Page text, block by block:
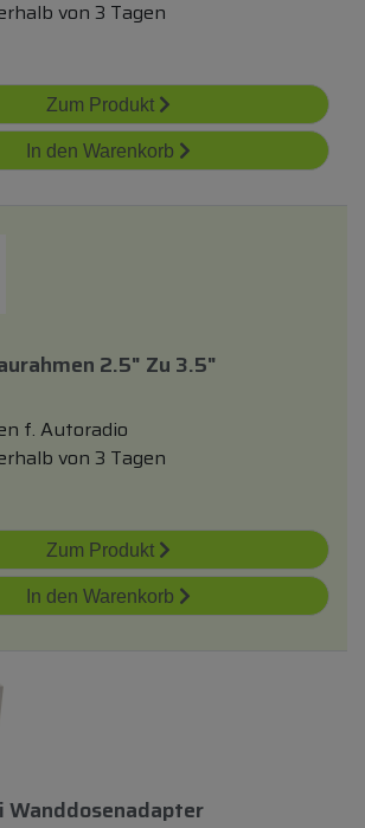
von 3 Tagen
Zum Produkt
In den Warenkorb
2.5" Zu 3.5"
f. Autoradio
von 3 Tagen
Zum Produkt
In den Warenkorb
Wanddosenadapter